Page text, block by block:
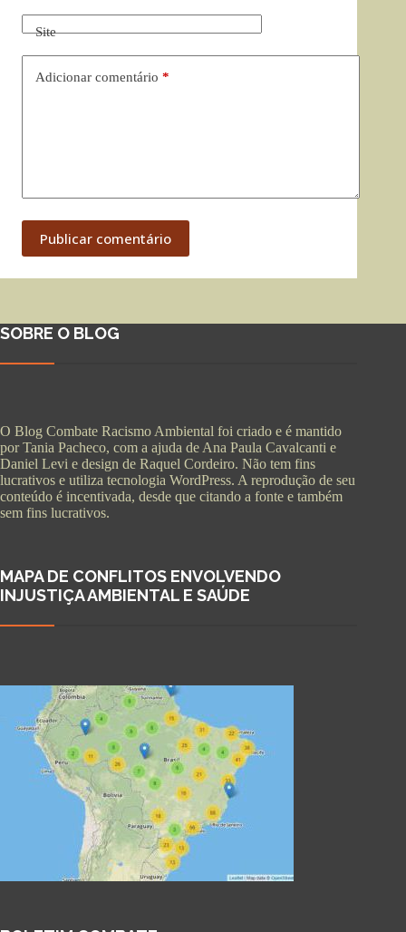
Site
Adicionar comentário *
Publicar comentário
SOBRE O BLOG
O Blog Combate Racismo Ambiental foi criado e é mantido
por Tania Pacheco, com a ajuda de Ana Paula Cavalcanti e
Daniel Levi e design de Raquel Cordeiro. Não tem fins
lucrativos e utiliza tecnologia WordPress. A reprodução de seu
conteúdo é incentivada, desde que citando a fonte e também
sem fins lucrativos.
MAPA DE CONFLITOS ENVOLVENDO
INJUSTIÇA AMBIENTAL E SAÚDE